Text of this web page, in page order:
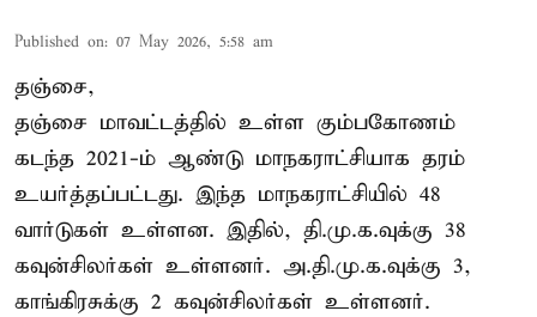
Published on: 07 May 2026, 5:58 am
தஞ்சை,
தஞ்சை மாவட்டத்தில் உள்ள கும்பகோணம்
கடந்த 2021-ம் ஆண்டு மாநகராட்சியாக தரம்
உயர்த்தப்பட்டது. இந்த மாநகராட்சியில் 48
வார்டுகள் உள்ளன. இதில், தி.மு.க.வுக்கு 38
கவுன்சிலர்கள் உள்ளனர். அ.தி.மு.க.வுக்கு 3,
காங்கிரசுக்கு 2 கவுன்சிலர்கள் உள்ளனர்.